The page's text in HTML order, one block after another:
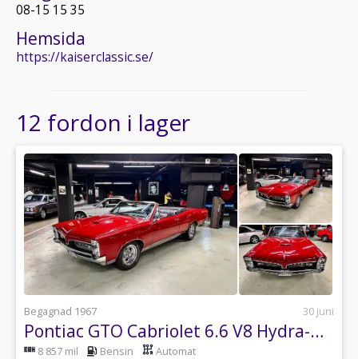
08-15 15 35
Hemsida
https://kaiserclassic.se/
12 fordon i lager
Begagnad 1967 30 juni
Pontiac GTO Cabriolet 6.6 V8 Hydra-Matic
8 857 mil Bensin Automat